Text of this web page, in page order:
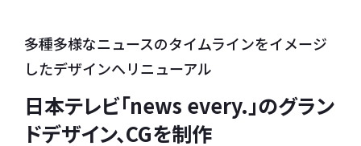
多種多様なニュースのタイムラインをイメージ
したデザインへリニューアル
日本テレビ「news every.」のグラン
ドデザイン、CGを制作